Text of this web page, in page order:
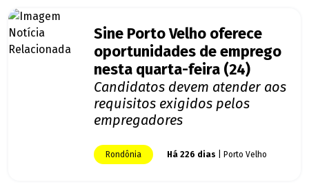
Sine Porto Velho oferece
oportunidades de emprego
nesta quarta-feira (24)
Candidatos devem atender aos
requisitos exigidos pelos
empregadores
Rondônia Há 226 dias | Porto Velho